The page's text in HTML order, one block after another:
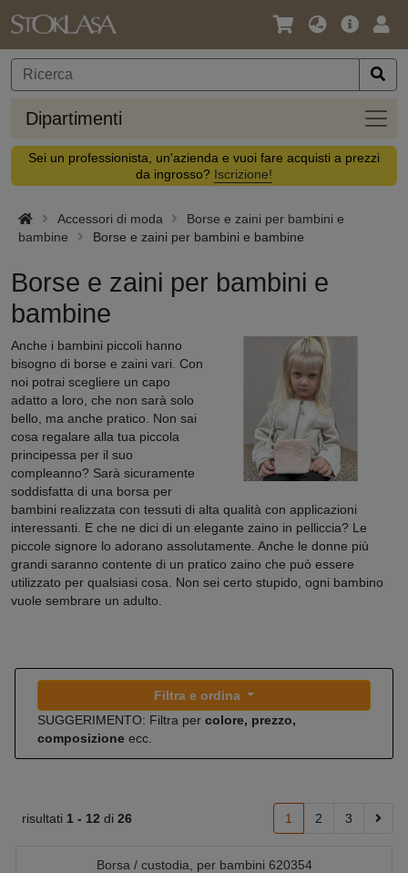
Lingua
Valuta
Offerta
Dipartimenti
Sei un professionista, un'azienda e vuoi fare acquisti a prezzi
da ingrosso? Iscrizione!
Accessori di moda
Borse e zaini per bambini e
bambine
Borse e zaini per bambini e bambine
Borse e zaini per bambini e
bambine
Anche i bambini piccoli hanno
bisogno di borse e zaini vari. Con
noi potrai scegliere un capo
adatto a loro, che non sarà solo
bello, ma anche pratico. Non sai
cosa regalare alla tua piccola
principessa per il suo
compleanno? Sarà sicuramente
soddisfatta di una borsa per
bambini realizzata con tessuti di alta qualità con applicazioni
interessanti. E che ne dici di un elegante zaino in pelliccia? Le
piccole signore lo adorano assolutamente. Anche le donne più
grandi saranno contente di un pratico zaino che può essere
utilizzato per qualsiasi cosa. Non sei certo stupido, ogni bambino
vuole sembrare un adulto.
Filtra e ordina
SUGGERIMENTO: Filtra per colore, prezzo,
composizione ecc.
risultati 1 - 12 di 26 1 2 3
Borsa / custodia, per bambini 620354